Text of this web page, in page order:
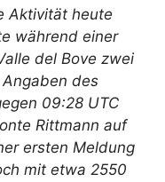
Aktivität heute
während einer
del Bove zwei
des
09:28 UTC
Rittmann auf
ersten Meldung
mit etwa 2550